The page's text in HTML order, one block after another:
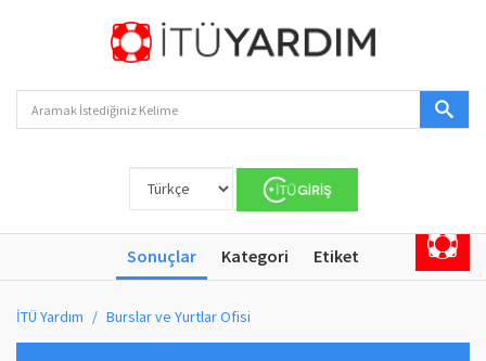
Sonuçlar Kategori Etiket
İTÜ Yardım Burslar ve Yurtlar Ofisi